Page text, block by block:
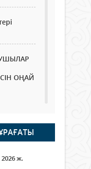
ОҢАЙ
ж.